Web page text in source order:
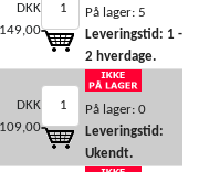
DKK
149,00
På lager: 5
Leveringstid: 1 -
2 hverdage.
DKK
109,00
På lager: 0
Leveringstid:
Ukendt.